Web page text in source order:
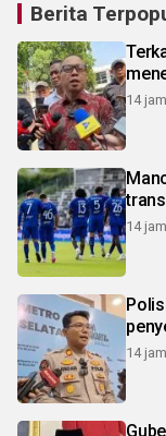
Berita
14
14
14